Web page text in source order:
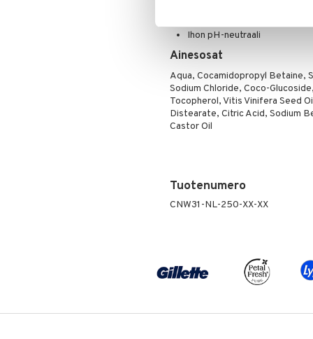
Ihon pH-neutraali
Ainesosat
Aqua, Cocamidopropyl Betaine,
Sodium Chloride, Coco-
Tocopherol, Vitis Vinifera Seed
Distearate, Citric Acid, Sodium
Castor Oil
Tuotenumero
CNW31-NL-250-XX-XX